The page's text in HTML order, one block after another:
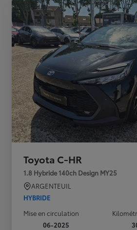
Toyota C-HR
1.8 Hybride 140ch Design MY25
ARGENTEUIL
HYBRIDE
Mise en circulation
06-2025